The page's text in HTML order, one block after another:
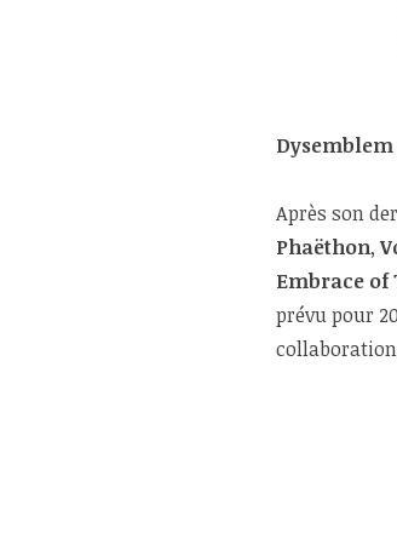
Dysemblem
Après son
Phaëthon,
Embrace of
prévu pour